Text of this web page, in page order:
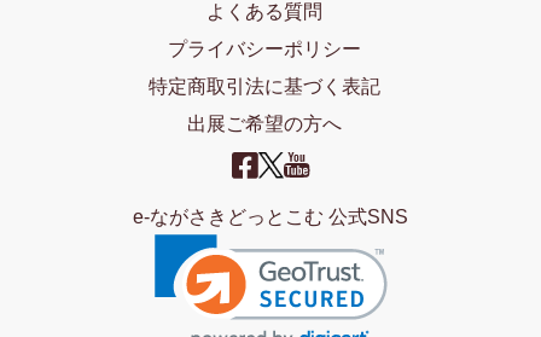
よくある質問
プライバシーポリシー
特定商取引法に基づく表記
出展ご希望の方へ
e-ながさきどっとこむ 公式SNS